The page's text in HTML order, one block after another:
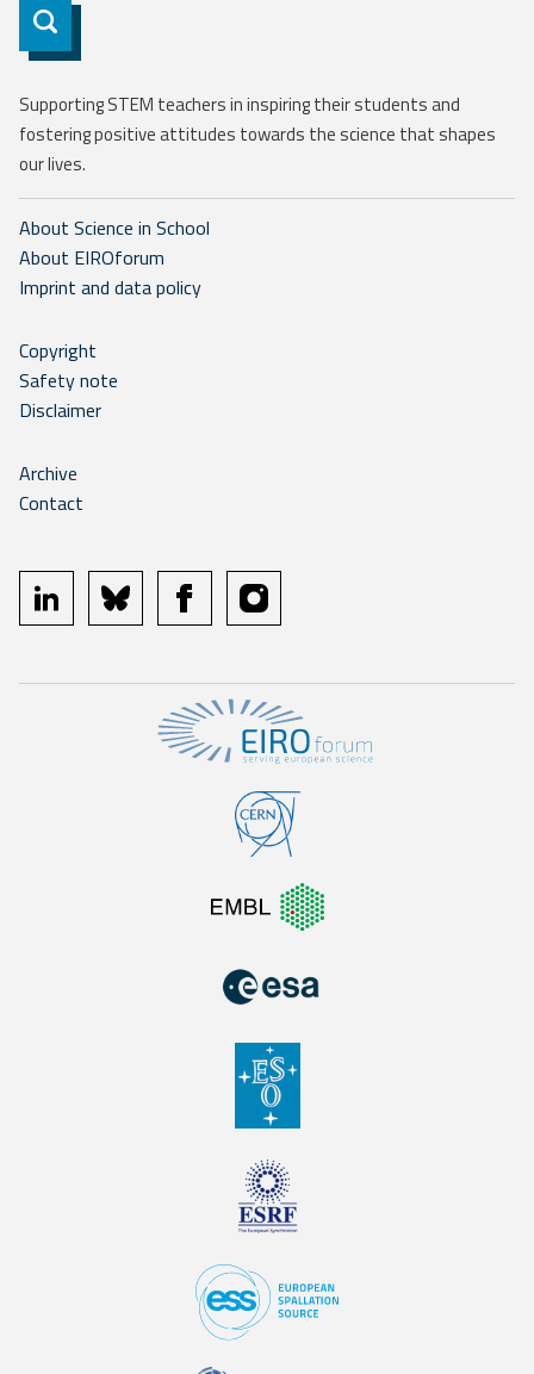
Subscribe
Supporting STEM teachers in inspiring their students and
fostering positive attitudes towards the science that shapes
our lives.
About Science in School
About EIROforum
Imprint and data policy
Copyright
Safety note
Disclaimer
Archive
Contact
linkedin bluesky facebookinstagram